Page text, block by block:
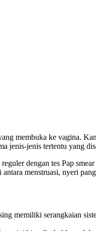
membuka ke vagina.
jenis-jenis tertentu yang
dengan tes Pap
menstruasi, nyeri
memiliki serangkaian
- TRANSFER